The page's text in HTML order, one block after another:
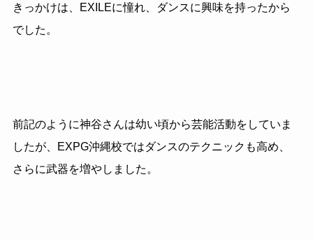
きっかけは、EXILEに憧れ、ダンスに興味を持ったから
でした。
前記のように神谷さんは幼い頃から芸能活動をしていま
したが、EXPG沖縄校ではダンスのテクニックも高め、
さらに武器を増やしました。